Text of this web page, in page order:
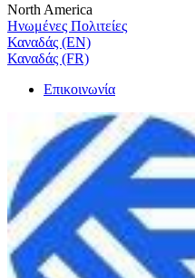
North America
Ηνωμένες Πολιτείες
Καναδάς (EN)
Καναδάς (FR)
Επικοινωνία